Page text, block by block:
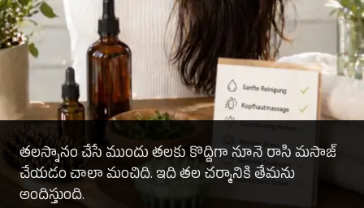
తలస్నానం చేసే ముందు తలకు కొద్దిగా నూనె రాసి మసాజ్
చేయడం చాలా మంచిది. ఇది తల చర్మానికి తేమను
అందిస్తుంది.